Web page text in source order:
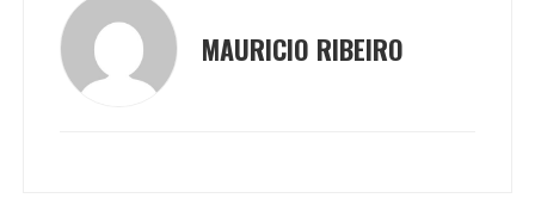
MAURICIO RIBEIRO